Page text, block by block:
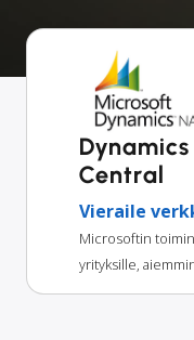
Central
Vieraile
Microsoftin
yrityksille,